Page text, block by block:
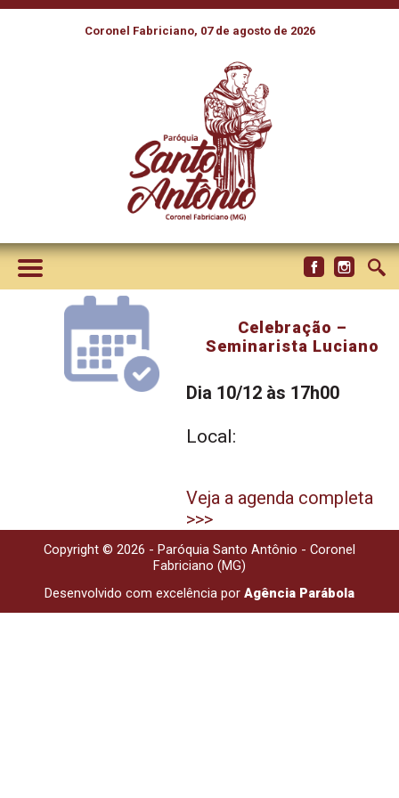
Coronel Fabriciano, 07 de agosto de 2026
Celebração –
Seminarista Luciano
Dia 10/12 às 17h00
Local:
Veja a agenda completa
>>>
Copyright © 2026 - Paróquia Santo Antônio - Coronel
Fabriciano (MG)
Desenvolvido com excelência por Agência Parábola